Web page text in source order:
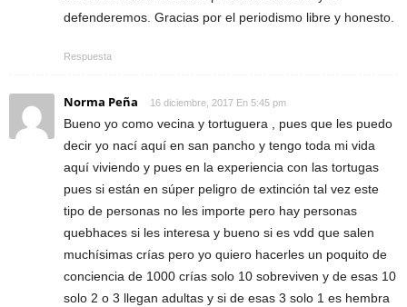
defenderemos. Gracias por el periodismo libre y honesto.
Respuesta
Norma Peña 16 diciembre, 2017 En 5:45 pm
Bueno yo como vecina y tortuguera , pues que les puedo
decir yo nací aquí en san pancho y tengo toda mi vida
aquí viviendo y pues en la experiencia con las tortugas
pues si están en súper peligro de extinción tal vez este
tipo de personas no les importe pero hay personas
quebhaces si les interesa y bueno si es vdd que salen
muchísimas crías pero yo quiero hacerles un poquito de
conciencia de 1000 crías solo 10 sobreviven y de esas 10
solo 2 o 3 llegan adultas y si de esas 3 solo 1 es hembra